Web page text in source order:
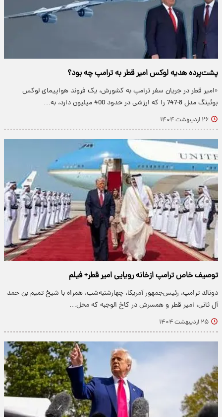
پشت‌پرده هدیه لوکس امیر قطر به ترامپ چه بود؟
«امیر قطر در جریان سفر ترامپ به کشورش، یک فروند هواپیمای لوکس
بوئینگ مدل 8-747 را که ارزشی در حدود 400 میلیون دارد، به…
۲۶ اردیبهشت ۱۴۰۴
توصیف خاص ترامپ ازخانه رویایی امیر قطر+ فیلم
دونالد ترامپ، رئیس‌جمهور آمریکا، چهارشنبه‌شب، همراه با شیخ تمیم بن حمد
آل ثانی، امیر قطر و همسرش در کاخ الوجبه که محل…
۲۵ اردیبهشت ۱۴۰۴